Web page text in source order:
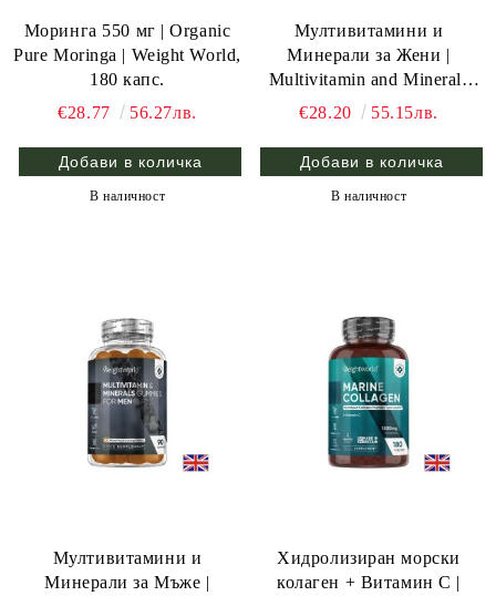
Моринга 550 мг | Organic
Pure Moringa | Weight World,
180 капс.
€28.77
56.27лв.
В наличност
Мултивитамини и
Минерали за Жени |
Multivitamin and Minerals
Gummies for Women |
€28.20 55.15лв.
В наличност
Мултивитамини и
Минерали за Мъже |
Хидролизиран морски
колаген + Витамин С |